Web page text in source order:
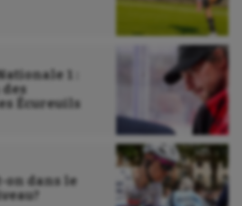
1 :
Écureuils
on dans le